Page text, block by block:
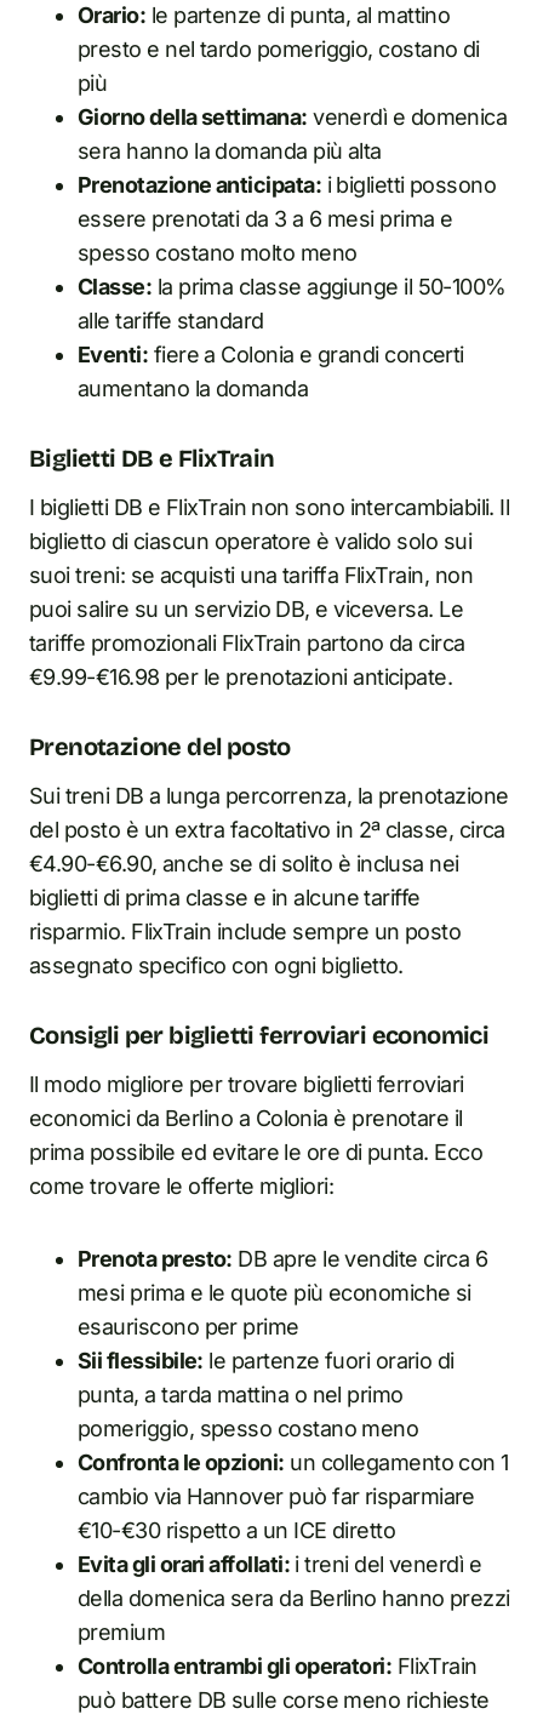
Orario: le partenze di punta, al mattino
presto e nel tardo pomeriggio, costano di
più
Giorno della settimana: venerdì e domenica
sera hanno la domanda più alta
Prenotazione anticipata: i biglietti possono
essere prenotati da 3 a 6 mesi prima e
spesso costano molto meno
Classe: la prima classe aggiunge il 50-100%
alle tariffe standard
Eventi: fiere a Colonia e grandi concerti
aumentano la domanda
Biglietti DB e FlixTrain
I biglietti DB e FlixTrain non sono intercambiabili. Il
biglietto di ciascun operatore è valido solo sui
suoi treni: se acquisti una tariffa FlixTrain, non
puoi salire su un servizio DB, e viceversa. Le
tariffe promozionali FlixTrain partono da circa
€9.99-€16.98 per le prenotazioni anticipate.
Prenotazione del posto
Sui treni DB a lunga percorrenza, la prenotazione
del posto è un extra facoltativo in 2ª classe, circa
€4.90-€6.90, anche se di solito è inclusa nei
biglietti di prima classe e in alcune tariffe
risparmio. FlixTrain include sempre un posto
assegnato specifico con ogni biglietto.
Consigli per biglietti ferroviari economici
Il modo migliore per trovare biglietti ferroviari
economici da Berlino a Colonia è prenotare il
prima possibile ed evitare le ore di punta. Ecco
come trovare le offerte migliori:
Prenota presto: DB apre le vendite circa 6
mesi prima e le quote più economiche si
esauriscono per prime
Sii flessibile: le partenze fuori orario di
punta, a tarda mattina o nel primo
pomeriggio, spesso costano meno
Confronta le opzioni: un collegamento con 1
cambio via Hannover può far risparmiare
€10-€30 rispetto a un ICE diretto
Evita gli orari affollati:i treni del venerdì e
della domenica sera da Berlino hanno prezzi
premium
Controlla entrambi gli operatori: FlixTrain
può battere DB sulle corse meno richieste